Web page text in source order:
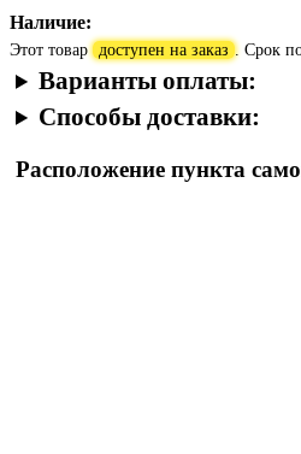
Наличие:
Этот товар доступен на заказ . Срок
Варианты оплаты:
Способы доставки:
Расположение пункта